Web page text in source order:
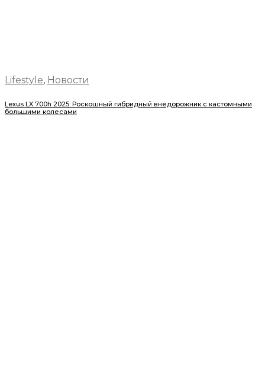
Lifestyle, Новости
Lexus LX 700h 2025: Роскошный гибридный внедорожник с кастомными
большими колесами